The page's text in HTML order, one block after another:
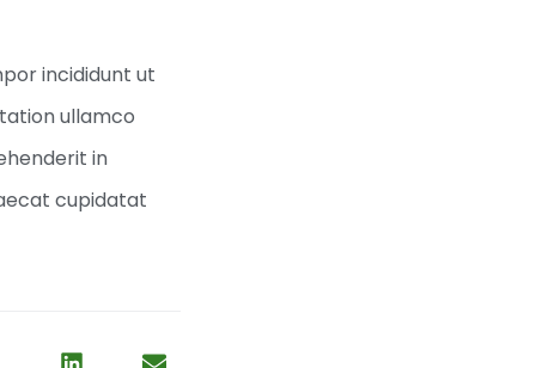
incididunt ut
ullamco
in
cupidatat